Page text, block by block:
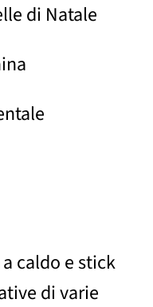
di Natale
caldo e stick
di varie